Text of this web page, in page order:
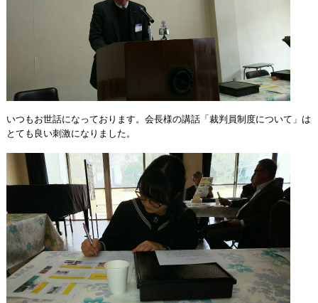
いつもお世話になっております。会長様の講話「裁判員制度について」は
とても良い刺激になりました。